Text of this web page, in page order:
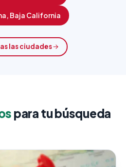
Baja California
las ciudades
para tu búsqueda